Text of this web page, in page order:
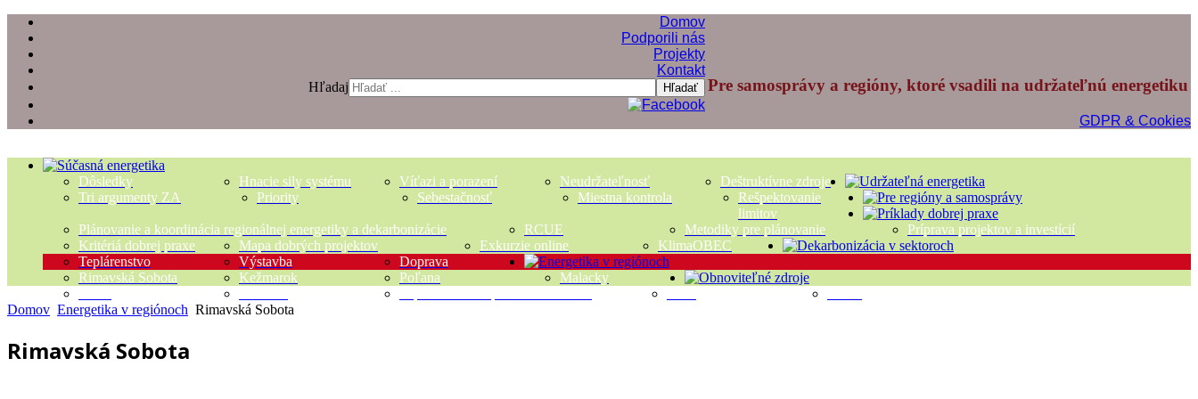
Pre samosprávy a regióny, ktoré vsadili na udržateľnú energetiku
Domov
Podporili nás
Projekty
Kontakt
Hľadaj
Hľadať
GDPR & Cookies
Dôsledky Hnacie sily systému Víťazi a porazení Neudržateľnosť
Deštruktívne zdroje
Tri argumenty ZA
Priority Sebestačnosť Miestna kontrola
Rešpektovanie
limitov
Plánovanie a koordinácia regionálnej energetiky a dekarbonizácie
RCUE Metodiky pre plánovanie
Príprava projektov a investícií
Kritériá dobrej praxe
Mapa dobrých projektov Exkurzie online
KlimaOBEC
Teplárenstvo
Výstavba
Doprava
Rimavská Sobota
Kežmarok Poľana
Malacky
Domov Energetika v regiónoch Rimavská Sobota
Rimavská Sobota